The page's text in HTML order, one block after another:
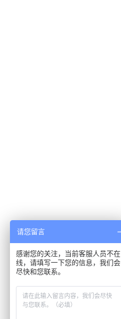
请您留言
感谢您的关注，当前客服人员不在
线，请填写一下您的信息，我们会
尽快和您联系。